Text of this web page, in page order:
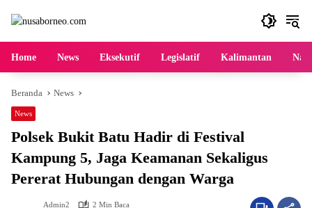
Home News Eksekutif Legislatif Kalimantan
Beranda News
News
Polsek Bukit Batu Hadir di Festival
Kampung 5, Jaga Keamanan Sekaligus
Pererat Hubungan dengan Warga
Admin2
2 Min Baca